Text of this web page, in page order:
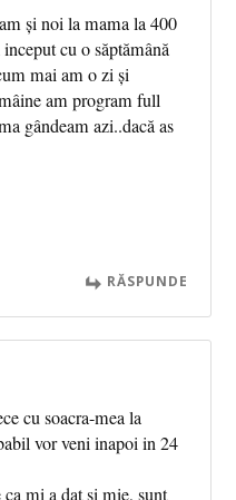
și noi la mama la 400
cu o săptămână
mai am o zi și
am program full
gândeam azi..dacă as
RĂSPUNDE
cu soacra-mea la
vor veni inapoi in 24
mi a dat si mie, sunt